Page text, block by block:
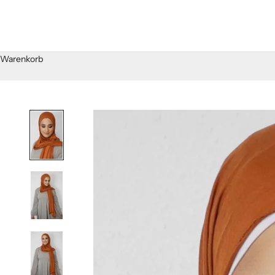
Warenkorb